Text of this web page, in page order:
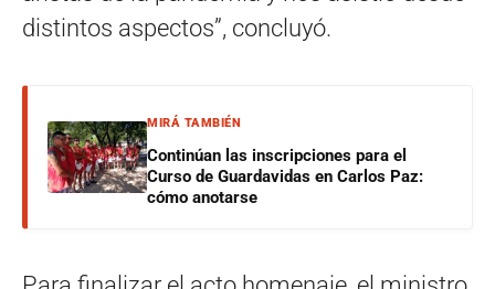
distintos aspectos”, concluyó.
MIRÁ TAMBIÉN
Continúan las inscripciones para el
Curso de Guardavidas en Carlos Paz:
cómo anotarse